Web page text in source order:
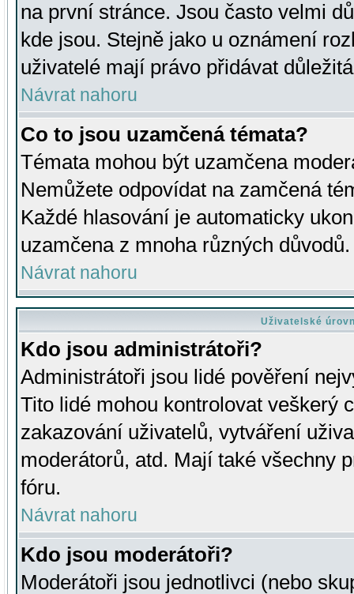
na první stránce. Jsou často velmi
kde jsou. Stejně jako u oznámení
uživatelé mají právo přidávat
Návrat nahoru
Co to jsou uzamčená témata?
Témata mohou být uzamčena
Nemůžete odpovídat na zamčená
Každé hlasování je automaticky
uzamčena z mnoha různých důvodů.
Návrat nahoru
Uživatelské
Kdo jsou administrátoři?
Administrátoři jsou lidé pověření
Tito lidé mohou kontrolovat veškerý
zakazování uživatelů, vytváření
moderátorů, atd. Mají také všechny
fóru.
Návrat nahoru
Kdo jsou moderátoři?
Moderátoři jsou jednotlivci (nebo